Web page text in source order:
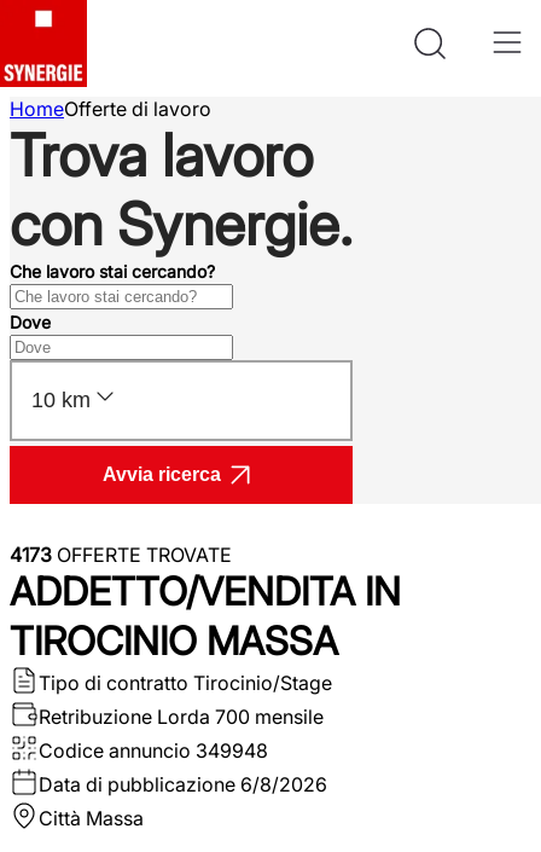
HomeOfferte di lavoro
Trova lavoro
con Synergie.
Che lavoro stai cercando?
Dove
10 km
Avvia ricerca
4173 OFFERTE TROVATE
ADDETTO/VENDITA IN
TIROCINIO MASSA
Tipo di contratto Tirocinio/Stage
Retribuzione Lorda 700 mensile
Codice annuncio 349948
Data di pubblicazione 6/8/2026
Città Massa